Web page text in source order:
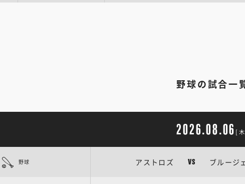
野球の試合一
2026.08.06 [
野球 アストロズ VS ブルージ